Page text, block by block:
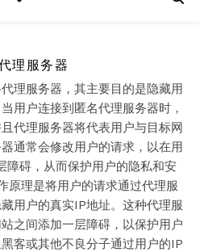
理服务器
理服务器，其主要目的是隐藏用
用户连接到匿名代理服务器时，
代理服务器将代表用户与目标网
通常会修改用户的请求，以在用
障碍，从而保护用户的隐私和安
原理是将用户的请求通过代理服
用户的真实IP地址。这种代理服
之间添加一层障碍，以保护用户
客或其他不良分子通过用户的IP